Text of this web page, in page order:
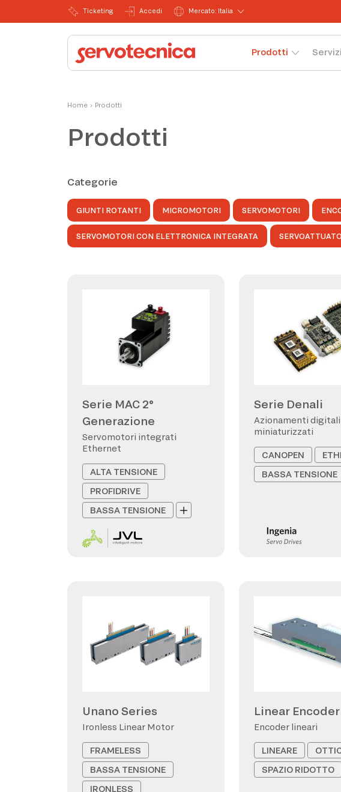
Ticketing Accedi Mercato: Italia
Prodotti Servizi
Home › Prodotti
Prodotti
Categorie
GIUNTI ROTANTI MICROMOTORI SERVOMOTORI
SERVOMOTORI CON ELETTRONICA INTEGRATA
Serie MAC 2°
Generazione
Servomotori integrati
Ethernet
ALTA TENSIONE
PROFIDRIVE
BASSA TENSIONE
Serie Denali
Azionamenti digitali
miniaturizzati
CANOPEN
BASSA TENSIONE
Unano Series
Ironless Linear Motor
FRAMELESS
BASSA TENSIONE
IRONLESS
Linear
Encoder lineari
LINEARE
SPAZIO RIDOTTO